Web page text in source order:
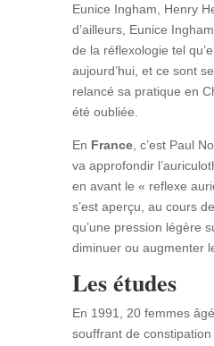
Eunice Ingham, Henry
d’ailleurs, Eunice
de la réflexologie tel
aujourd’hui, et ce sont
relancé sa pratique en
été oubliée.
En France, c’est Paul
va approfondir
en avant le « reflexe
s’est aperçu, au cours
qu’une pression légère
diminuer ou augmenter
Les études
En 1991, 20 femmes
souffrant de